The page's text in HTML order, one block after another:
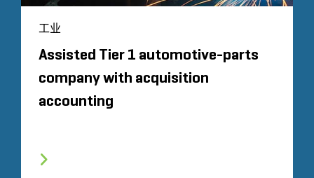
工业
Assisted Tier 1 automotive-parts
company with acquisition
accounting